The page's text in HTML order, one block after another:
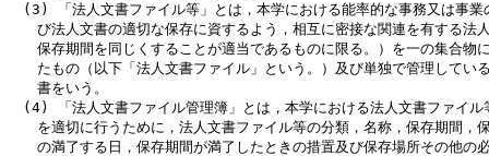
(3) 「法人文書ファイル等」とは，本学における能率的な事務又は事業
び法人文書の適切な保存に資するよう，相互に密接な関連を有する法
保存期間を同じくすることが適当であるものに限る。）を一の集合物
たもの（以下「法人文書ファイル」という。）及び単独で管理してい
書をいう。
(4) 「法人文書ファイル管理簿」とは，本学における法人文書ファイル
を適切に行うために，法人文書ファイル等の分類，名称，保存期間，
の満了する日，保存期間が満了したときの措置及び保存場所その他の